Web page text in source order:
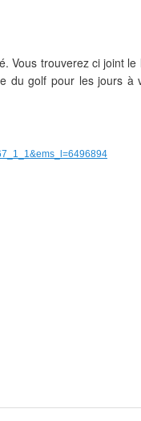
Vous trouverez ci joint le
du golf pour les jours à